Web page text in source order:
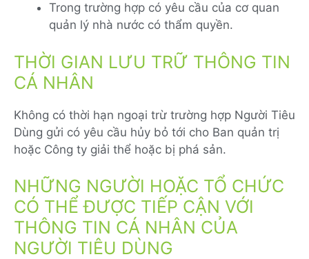
Trong trường hợp có yêu cầu của cơ quan
quản lý nhà nước có thẩm quyền.
THỜI GIAN LƯU TRỮ THÔNG TIN
CÁ NHÂN
Không có thời hạn ngoại trừ trường hợp Người Tiêu
Dùng gửi có yêu cầu hủy bỏ tới cho Ban quản trị
hoặc Công ty giải thể hoặc bị phá sản.
NHỮNG NGƯỜI HOẶC TỔ CHỨC
CÓ THỂ ĐƯỢC TIẾP CẬN VỚI
THÔNG TIN CÁ NHÂN CỦA
NGƯỜI TIÊU DÙNG